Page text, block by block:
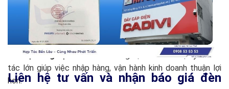
Bảo hành chu đáo:
Áp dụng chế độ bảo hành theo tiêu
chuẩn nhà sản xuất, hỗ trợ đổi mới (tùy sản phẩm). Quy trình
nhanh chóng, không rườm rà.
Hỗ trợ công nợ:Chính sách công nợ dành cho đại lý và đối
tác lớn giúp việc nhập hàng, vận hành kinh doanh thuận lợi
hơn.
Liên hệ tư vấn và nhận báo giá đèn